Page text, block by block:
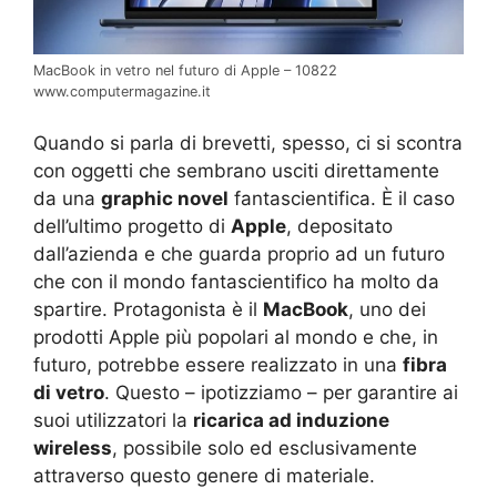
MacBook in vetro nel futuro di Apple – 10822
www.computermagazine.it
Quando si parla di brevetti, spesso, ci si scontra
con oggetti che sembrano usciti direttamente
da una graphic novel fantascientifica. È il caso
dell’ultimo progetto di Apple, depositato
dall’azienda e che guarda proprio ad un futuro
che con il mondo fantascientifico ha molto da
spartire. Protagonista è il MacBook, uno dei
prodotti Apple più popolari al mondo e che, in
futuro, potrebbe essere realizzato in una fibra
di vetro. Questo – ipotizziamo – per garantire ai
suoi utilizzatori la ricarica ad induzione
wireless, possibile solo ed esclusivamente
attraverso questo genere di materiale.